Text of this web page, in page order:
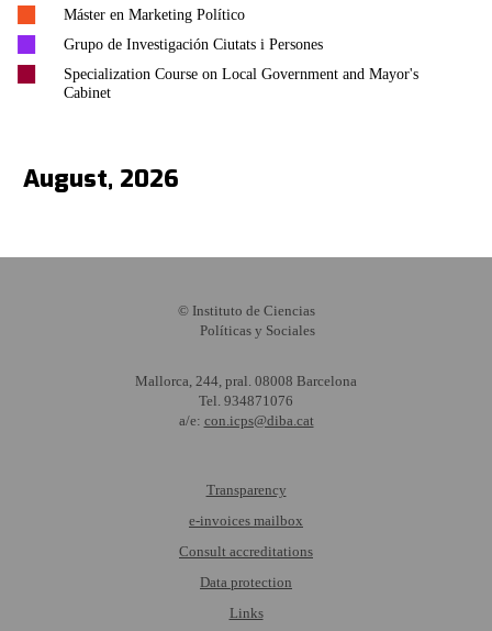
Máster en Marketing Político
Grupo de Investigación Ciutats i Persones
Specialization Course on Local Government and Mayor's
Cabinet
August, 2026
© Instituto de Ciencias
Políticas y Sociales
Mallorca, 244, pral. 08008 Barcelona
Tel. 934871076
a/e: con.icps@diba.cat
Transparency
e-invoices mailbox
Consult accreditations
Data protection
Links